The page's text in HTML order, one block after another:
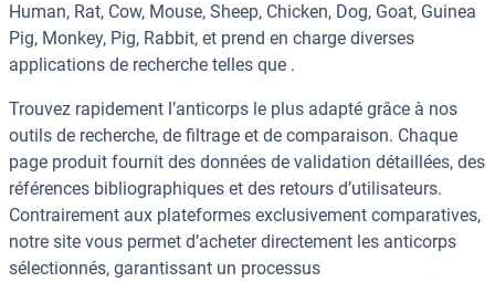
Human, Rat, Cow, Mouse, Sheep, Chicken, Dog, Goat, Guinea
Pig, Monkey, Pig, Rabbit, et prend en charge diverses
applications de recherche telles que .
Trouvez rapidement l’anticorps le plus adapté grâce à nos
outils de recherche, de filtrage et de comparaison. Chaque
page produit fournit des données de validation détaillées, des
références bibliographiques et des retours d’utilisateurs.
Contrairement aux plateformes exclusivement comparatives,
notre site vous permet d’acheter directement les anticorps
sélectionnés, garantissant un processus